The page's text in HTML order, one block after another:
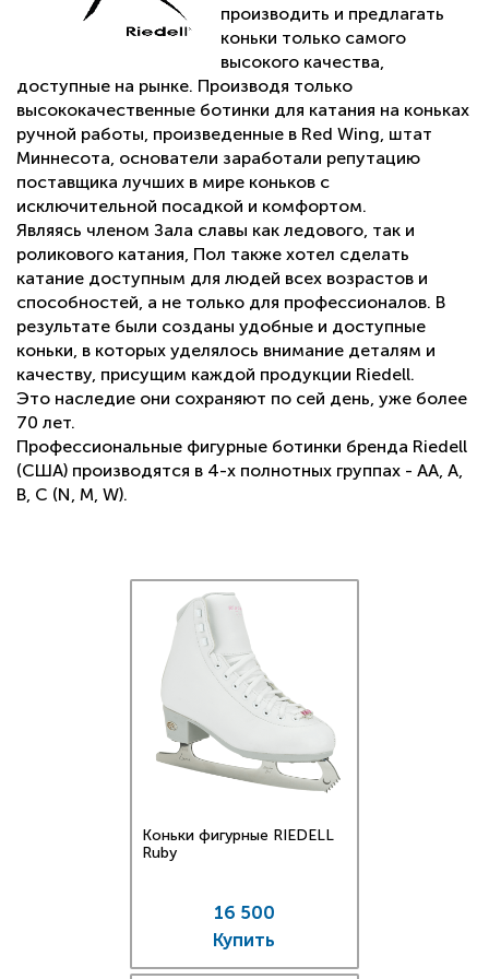
компания Eclipce (США) предлагает данную модель за
очень умеренную цену, стремясь предложить отличный
продукт клиенту, не завышая свой доход, что очень
похвально для нашего времени. Производятся на
Тайване и на том же заводе, что и Matrix Legacy
MX7050, а также и все остальные лезвия в платформе
Matrix.
Производится в 4 -х цветовых решениях: серебро,
розовый, золотой и чёрный.
Аналоги в других брендах по геометрическим
характеристикам: Matrix Legacy MX 7050, Matrix Eclipse
Quantum и Matrix Galaxy Victorias Legacy. Аналоги по
использованию стали высшего качества: Matrix Supreme
MX 7150, Matrix Freestyle MX 7120, Matrix Elite MX 7115,
Matrix Eclipse Selene Quantum, Matrix Galaxy Victorias
Legacy и Matrix Legacy MX 7050.
производить и предлагать
коньки только самого
высокого качества,
доступные на рынке. Производя только
высококачественные ботинки для катания на коньках
ручной работы, произведенные в Red Wing, штат
Миннесота, основатели заработали репутацию
поставщика лучших в мире коньков с
исключительной посадкой и комфортом.
Являясь членом Зала славы как ледового, так и
роликового катания, Пол также хотел сделать
катание доступным для людей всех возрастов и
способностей, а не только для профессионалов. В
результате были созданы удобные и доступные
коньки, в которых уделялось внимание деталям и
качеству, присущим каждой продукции Riedell.
Это наследие они сохраняют по сей день, уже более
70 лет.
Профессиональные фигурные ботинки бренда Riedell
(США) производятся в 4-х полнотных группах - AA, A,
B, C (N, M, W).
Коньки фигурные RIEDELL
Ruby
16 500
Купить